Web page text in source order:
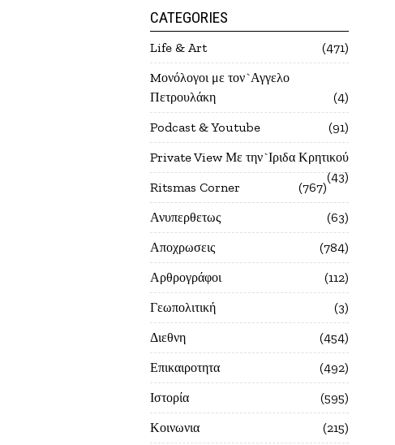
CATEGORIES
Life & Art
471
Mονόλογοι με τον`Αγγελο
Πετρουλάκη
4
Podcast & Youtube
91
Private View Με την`Ιριδα Κρητικού
43
Ritsmas Corner
767
Ανυπερθετως
63
Αποχρωσεις
784
Αρθρογράφοι
112
Γεωπολιτική
3
Διεθνη
454
Επικαιροτητα
492
Ιστορία
595
Κοινωνια
215